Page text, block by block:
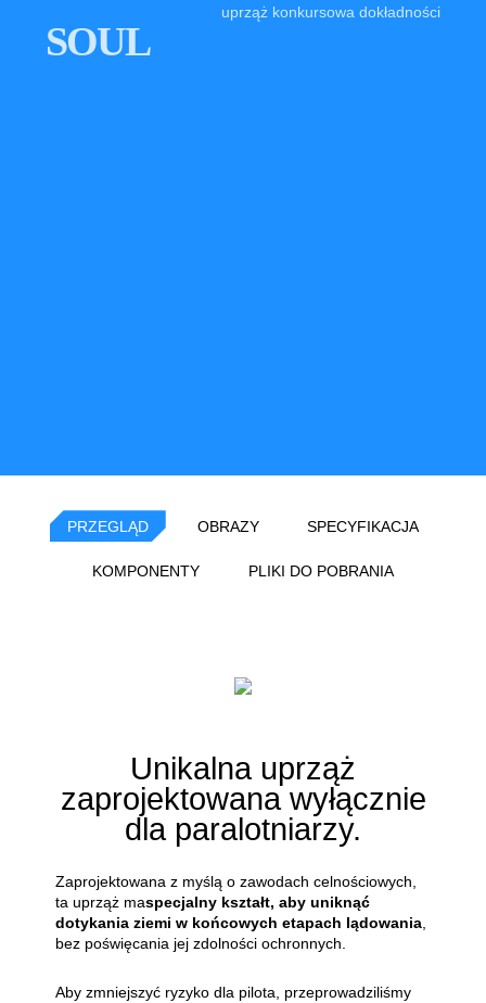
uprząż konkursowa dokładności
SOUL
PRZEGLĄD OBRAZY SPECYFIKACJA
KOMPONENTY PLIKI DO POBRANIA
Unikalna uprząż
zaprojektowana wyłącznie
dla paralotniarzy.
Zaprojektowana z myślą o zawodach celnościowych,
ta uprząż maspecjalny kształt, aby uniknąć
dotykania ziemi w końcowych etapach lądowania,
bez poświęcania jej zdolności ochronnych.
Aby zmniejszyć ryzyko dla pilota, przeprowadziliśmy